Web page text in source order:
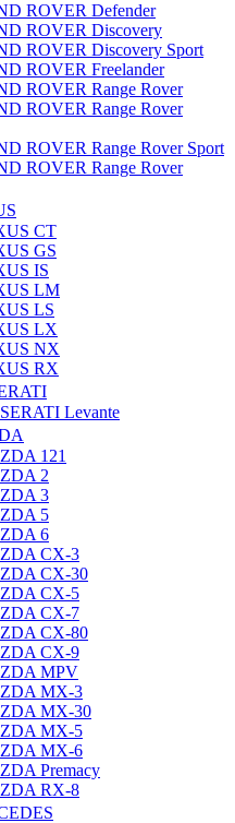
ROVER Defender
ROVER Discovery
ROVER Discovery Sport
ROVER Freelander
ROVER Range Rover
ROVER Range Rover
ROVER Range Rover Sport
ROVER Range Rover
CT
GS
IS
LM
LS
LX
NX
RX
Levante
121
2
3
5
6
CX-3
CX-30
CX-5
CX-7
CX-80
CX-9
MPV
MX-3
MX-30
MX-5
MX-6
Premacy
RX-8